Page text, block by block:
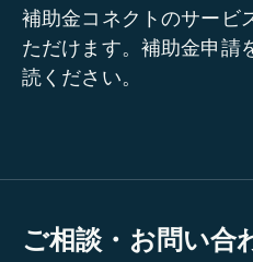
補助金コネクトのサービ
ただけます。補助金申請
読ください。
ご相談・お問い合